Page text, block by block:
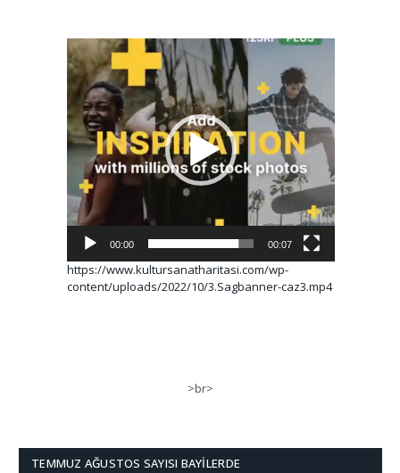
Video
oynatıcı
00:00 00:07
https://www.kultursanatharitasi.com/wp-
content/uploads/2022/10/3.Sagbanner-caz3.mp4
>br>
TEMMUZ AĞUSTOS SAYISI BAYILERDE